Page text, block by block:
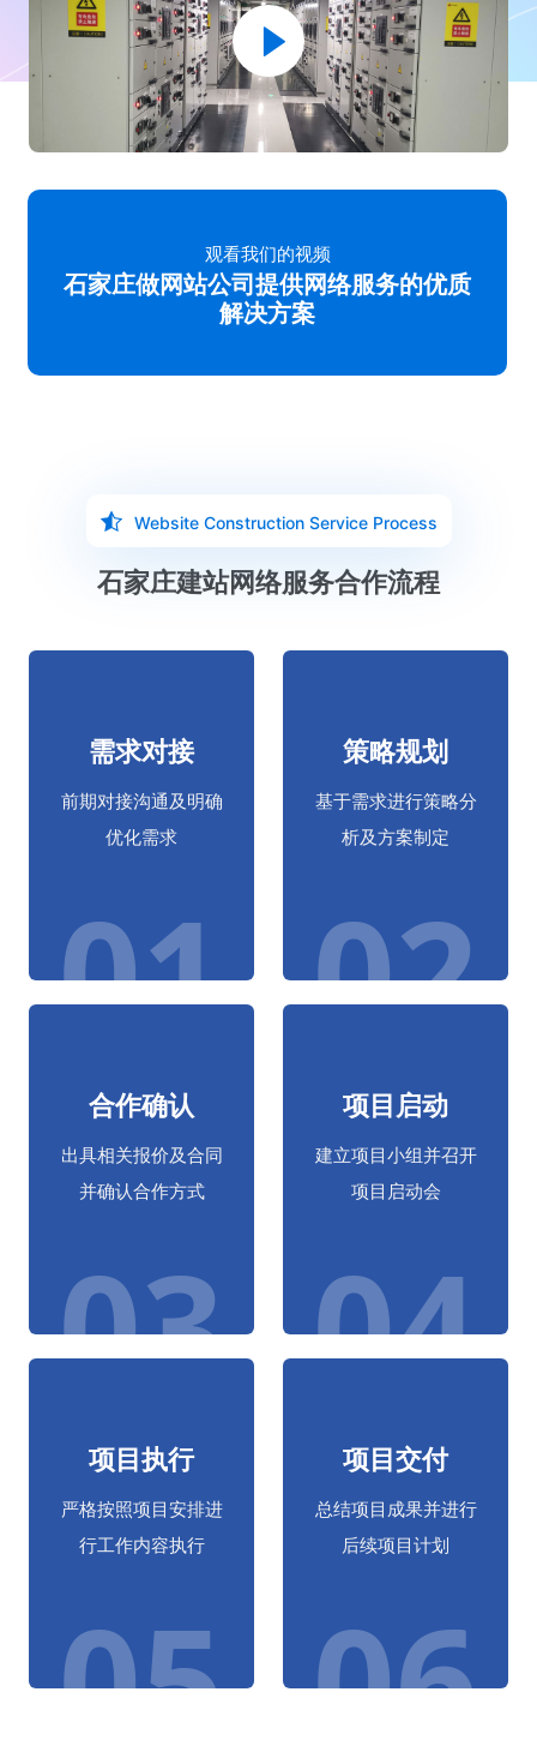
观看我们的视频
石家庄做网站公司提供网络服务的优质
解决方案
Website Construction Service Process
石家庄建站网络服务合作流程
需求对接
前期对接沟通及明确
优化需求
01
策略规划
基于需求进行策略分
析及方案制定
02
合作确认
出具相关报价及合同
并确认合作方式
03
项目启动
建立项目小组并召开
项目启动会
04
项目执行
严格按照项目安排进
行工作内容执行
05
项目交付
总结项目成果并进行
后续项目计划
06